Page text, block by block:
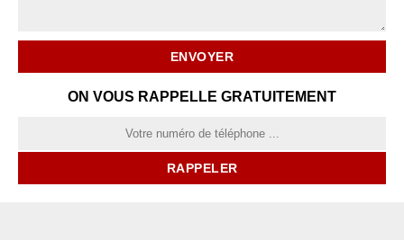
ON VOUS RAPPELLE GRATUITEMENT